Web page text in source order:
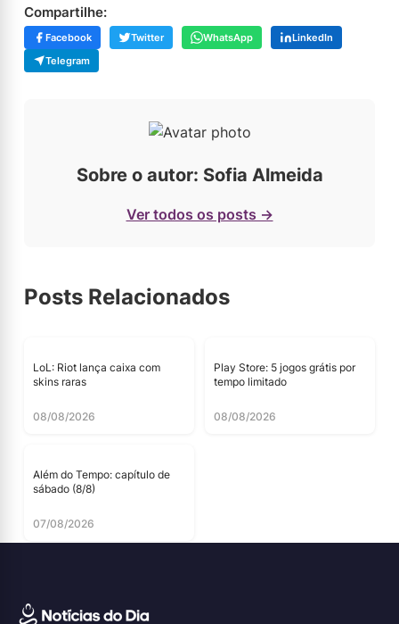
Compartilhe:
Facebook Twitter WhatsApp
LinkedIn
Telegram
Sobre o autor: Sofia Almeida
Ver todos os posts →
Posts Relacionados
LoL: Riot lança caixa com
skins raras
08/08/2026
Play Store: 5 jogos grátis por
tempo limitado
08/08/2026
Além do Tempo: capítulo de
sábado (8/8)
07/08/2026